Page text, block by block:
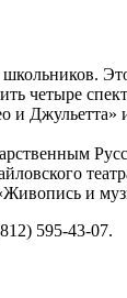
четыре
и Джульетта»
и
595-43-07.